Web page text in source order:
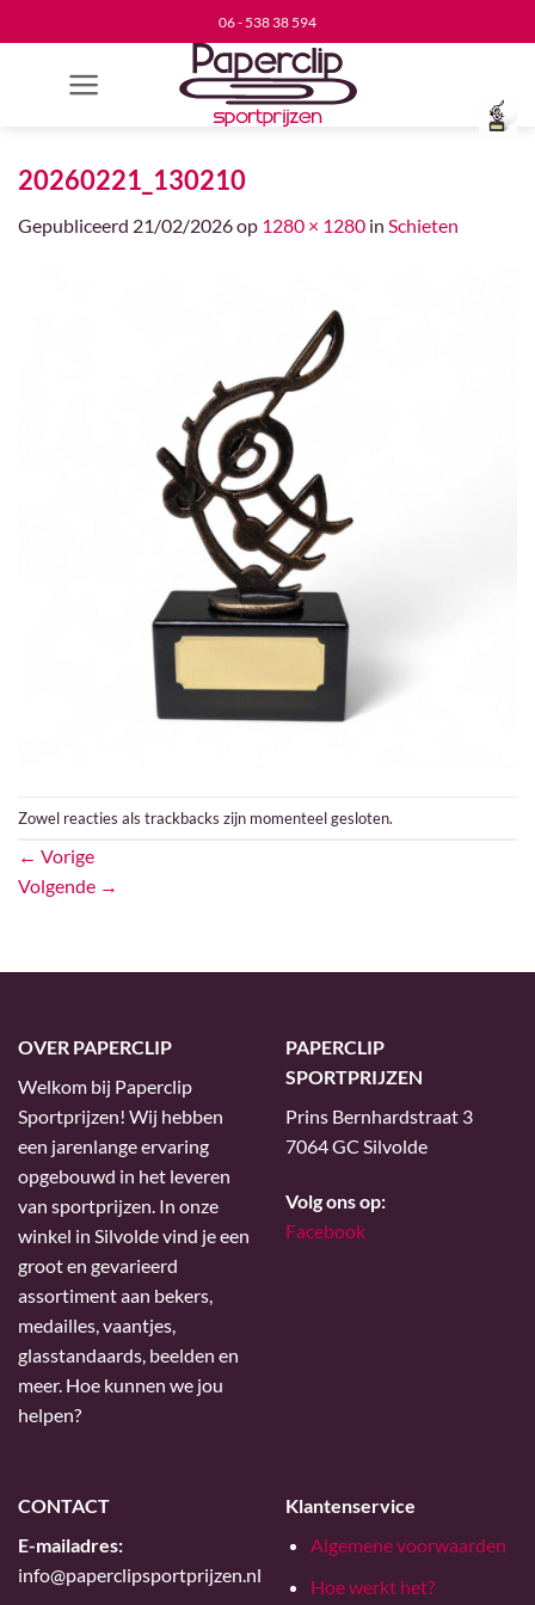
naar
06 - 538 38 594
20260221_130210
Gepubliceerd 21/02/2026op 1280 × 1280 in Schieten
Zowel reacties als trackbacks zijn momenteel gesloten.
← Vorige
Volgende →
OVER PAPERCLIP
Welkom bij Paperclip
Sportprijzen! Wij hebben
een jarenlange ervaring
opgebouwd in het leveren
van sportprijzen. In onze
winkel in Silvolde vind je een
groot en gevarieerd
assortiment aan bekers,
medailles, vaantjes,
glasstandaards, beelden en
meer. Hoe kunnen we jou
helpen?
PAPERCLIP
SPORTPRIJZEN
Prins Bernhardstraat 3
7064 GC Silvolde
Volg ons op:
Facebook
CONTACT
E-mailadres:
info@paperclipsportprijzen.nl
Klantenservice
Algemene voorwaarden
Hoe werkt het?